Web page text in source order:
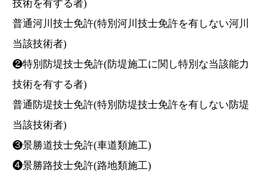
技術を有する者)
普通河川技士免許(特別河川技士免許を有しない河川
当該技術者)
❷特別防堤技士免許(防堤施工に関し特別な当該能力
技術を有する者)
普通防堤技士免許(特別防堤技士免許を有しない防堤
当該技術者)
❸景勝道技士免許(車道類施工)
❹景勝路技士免許(路地類施工)